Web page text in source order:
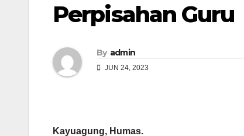
Perpisahan Guru
By admin
JUN 24, 2023
Kayuagung, Humas.